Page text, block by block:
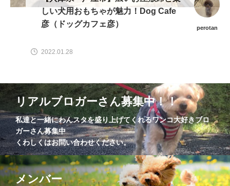
しい犬用おもちゃが魅力！Dog Cafe
彦（ドッグカフェ彦）
perotan
2022.01.28
リアルブロガーさん募集中！！
私達と一緒にわんスタを盛り上げてくれるワンコ大好きブロ
ガーさん募集中
くわしくはお問い合わせください。
メンバー